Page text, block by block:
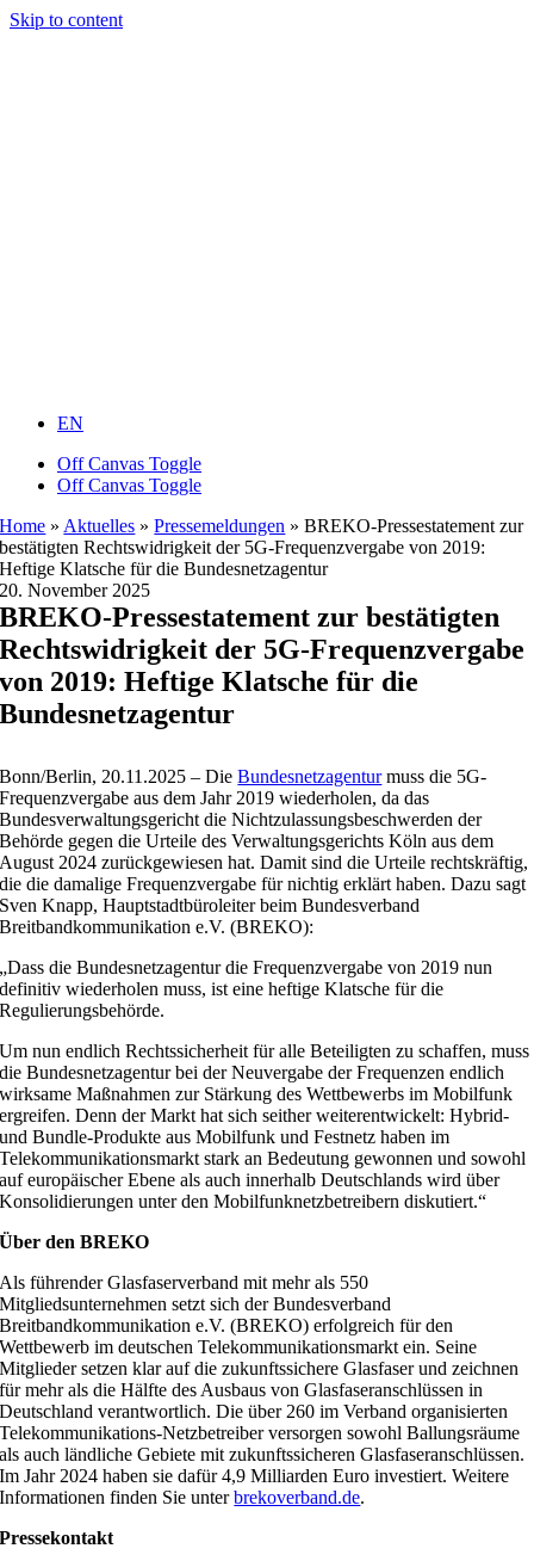
Skip to content
EN
Off Canvas Toggle
Off Canvas Toggle
Home » Aktuelles »Pressemeldungen »BREKO-Pressestatement zur
bestätigten Rechtswidrigkeit der 5G-Frequenzvergabe von 2019:
Heftige Klatsche für die Bundesnetzagentur
20. November 2025
BREKO-Pressestatement zur bestätigten
Rechtswidrigkeit der 5G-Frequenzvergabe
von 2019: Heftige Klatsche für die
Bundesnetzagentur
Bonn/Berlin, 20.11.2025 – DieBundesnetzagenturmuss die 5G-
Frequenzvergabe aus dem Jahr 2019 wiederholen, da das
Bundesverwaltungsgericht die Nichtzulassungsbeschwerden der
Behörde gegen die Urteile des Verwaltungsgerichts Köln aus dem
August 2024 zurückgewiesen hat. Damit sind die Urteile rechtskräftig,
die die damalige Frequenzvergabe für nichtig erklärt haben. Dazu sagt
Sven Knapp, Hauptstadtbüroleiter beim Bundesverband
Breitbandkommunikation e.V. (BREKO):
„Dass die Bundesnetzagentur die Frequenzvergabe von 2019 nun
definitiv wiederholen muss, ist eine heftige Klatsche für die
Regulierungsbehörde.
Um nun endlich Rechtssicherheit für alle Beteiligten zu schaffen, muss
die Bundesnetzagentur bei der Neuvergabe der Frequenzen endlich
wirksame Maßnahmen zur Stärkung des Wettbewerbs im Mobilfunk
ergreifen. Denn der Markt hat sich seither weiterentwickelt: Hybrid-
und Bundle-Produkte aus Mobilfunk und Festnetz haben im
Telekommunikationsmarkt stark an Bedeutung gewonnen und sowohl
auf europäischer Ebene als auch innerhalb Deutschlands wird über
Konsolidierungen unter den Mobilfunknetzbetreibern diskutiert.“
Über den BREKO
Als führender Glasfaserverband mit mehr als 550
Mitgliedsunternehmen setzt sich der Bundesverband
Breitbandkommunikation e.V. (BREKO) erfolgreich für den
Wettbewerb im deutschen Telekommunikationsmarkt ein. Seine
Mitglieder setzen klar auf die zukunftssichere Glasfaser und zeichnen
für mehr als die Hälfte des Ausbaus von Glasfaseranschlüssen in
Deutschland verantwortlich. Die über 260 im Verband organisierten
Telekommunikations-Netzbetreiber versorgen sowohl Ballungsräume
als auch ländliche Gebiete mit zukunftssicheren Glasfaseranschlüssen.
Im Jahr 2024 haben sie dafür 4,9 Milliarden Euro investiert. Weitere
Informationen finden Sie unterbrekoverband.de.
Pressekontakt